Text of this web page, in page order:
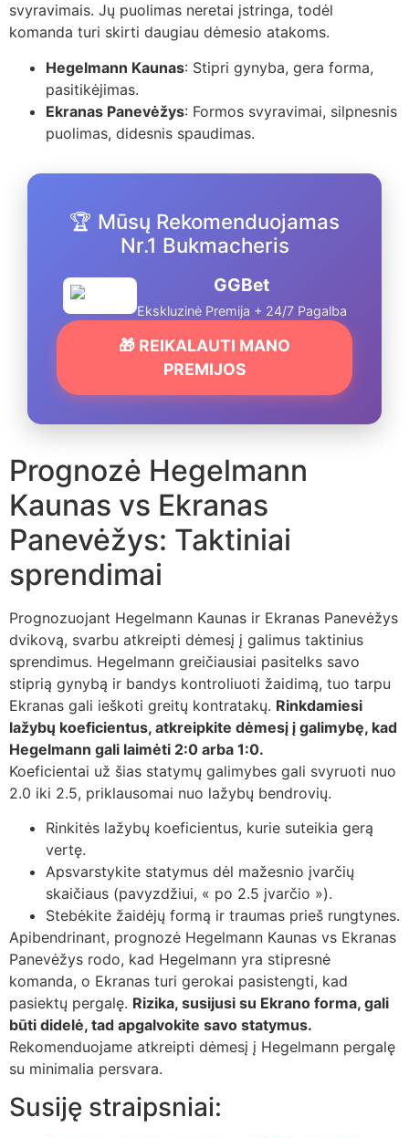
svyravimais. Jų puolimas neretai įstringa, todėl
komanda turi skirti daugiau dėmesio atakoms.
Hegelmann Kaunas: Stipri gynyba, gera forma,
pasitikėjimas.
Ekranas Panevėžys: Formos svyravimai, silpnesnis
puolimas, didesnis spaudimas.
🏆 Mūsų Rekomenduojamas
Nr.1 Bukmacheris
GGBet
Ekskluzinė Premija + 24/7 Pagalba
🎁 REIKALAUTI MANO
PREMIJOS
Prognozė Hegelmann
Kaunas vs Ekranas
Panevėžys: Taktiniai
sprendimai
Prognozuojant Hegelmann Kaunas ir Ekranas Panevėžys
dvikovą, svarbu atkreipti dėmesį į galimus taktinius
sprendimus. Hegelmann greičiausiai pasitelks savo
stiprią gynybą ir bandys kontroliuoti žaidimą, tuo tarpu
Ekranas gali ieškoti greitų kontratakų. Rinkdamiesi
lažybų koeficientus, atkreipkite dėmesį į galimybę, kad
Hegelmann gali laimėti 2:0 arba 1:0.
Koeficientai už šias statymų galimybes gali svyruoti nuo
2.0 iki 2.5, priklausomai nuo lažybų bendrovių.
Rinkitės lažybų koeficientus, kurie suteikia gerą
vertę.
Apsvarstykite statymus dėl mažesnio įvarčių
skaičiaus (pavyzdžiui, « po 2.5 įvarčio »).
Stebėkite žaidėjų formą ir traumas prieš rungtynes.
Apibendrinant, prognozė Hegelmann Kaunas vs Ekranas
Panevėžys rodo, kad Hegelmann yra stipresnė
komanda, o Ekranas turi gerokai pasistengti, kad
pasiektų pergalę. Rizika, susijusi su Ekrano forma, gali
būti didelė, tad apgalvokite savo statymus.
Rekomenduojame atkreipti dėmesį į Hegelmann pergalę
su minimalia persvara.
Susiję straipsniai: